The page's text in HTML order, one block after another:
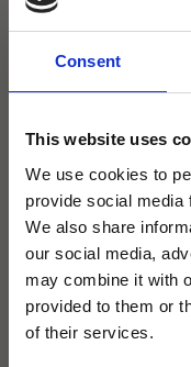
Consent
This website uses
We use cookies to
provide social media
We also share
our social media,
may combine it with
provided to them or
of their services.
Abmessung